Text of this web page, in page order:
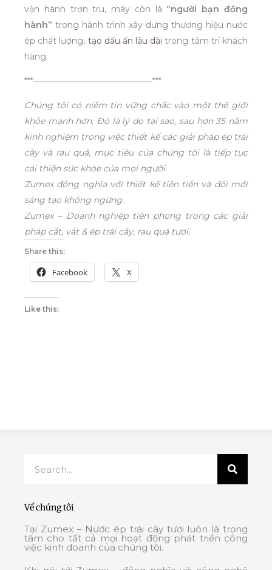
vận hành trơn tru, máy còn là “người bạn đồng
hành” trong hành trình xây dựng thương hiệu nước
ép chất lượng, tạo dấu ấn lâu dài trong tâm trí khách
hàng.
***——————————————***
Chúng tôi có niềm tin vững chắc vào một thế giới
khỏe mạnh hơn. Đó là lý do tại sao, sau hơn 35 năm
kinh nghiệm trong việc thiết kế các giải pháp ép trái
cây và rau quả, mục tiêu của chúng tôi là tiếp tục
cải thiện sức khỏe của mọi người.
Zumex đồng nghĩa với thiết kế tiên tiến và đổi mới
sáng tạo không ngừng.
Zumex – Doanh nghiệp tiên phong trong các giải
pháp cắt, vắt & ép trái cây, rau quả tươi.
Share this:
Facebook X
Like this:
Về chúng tôi
Tại Zumex – Nước ép trái cây tươi luôn là trọng
tâm cho tất cả mọi hoạt động phát triển công
việc kinh doanh của chúng tôi.